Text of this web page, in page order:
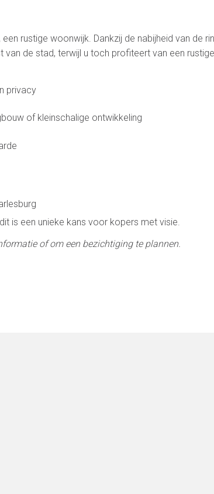
rustige woonwijk. Dankzij de nabijheid van de
van de stad, terwijl u toch profiteert van een
privacy
of kleinschalige ontwikkeling
is een unieke kans voor kopers met visie.
of om een bezichtiging te plannen.